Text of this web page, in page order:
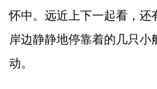
怀中。远近上下一起看，
岸边静静地停靠着的几只小
动。